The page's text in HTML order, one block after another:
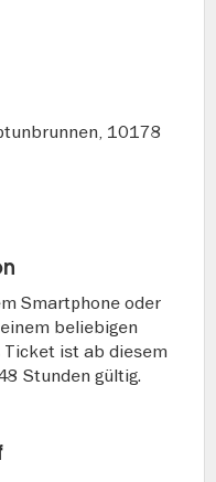
10178
Smartphone oder
beliebigen
Ticket ist ab diesem
Stunden gültig.